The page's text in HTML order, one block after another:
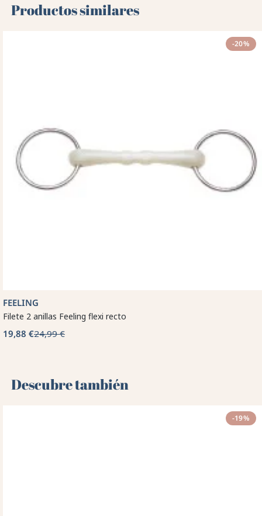
Productos similares
-20%
FEELING
Filete 2 anillas Feeling flexi recto
19,88 €24,99 €
Descubre también 🌻
-19%